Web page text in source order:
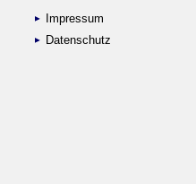
Impressum
Datenschutz